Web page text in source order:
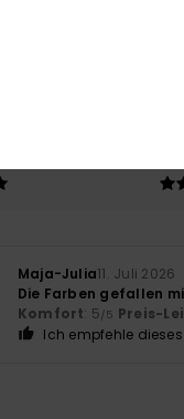
Maja-Julia11. Juli 2026
Die Farben gefallen
Komfort: 5 /5 Preis-
Ich empfehle